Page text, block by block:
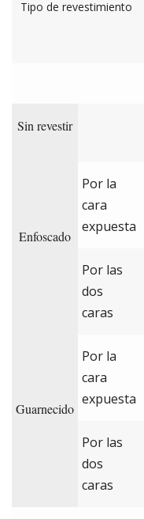
Tipo de revestimiento
Sin revestir
Enfoscado
Por la
cara
expuesta
Por las
dos
caras
Guarnecido
Por la
cara
expuesta
Por las
dos
caras